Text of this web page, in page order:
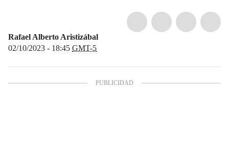
Rafael Alberto Aristizábal
02/10/2023 - 18:45 GMT-5